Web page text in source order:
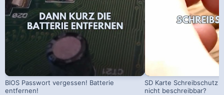
BIOS Passwort vergessen! Batterie
entfernen!
SD Karte Schreibschutz
nicht beschreibbar?